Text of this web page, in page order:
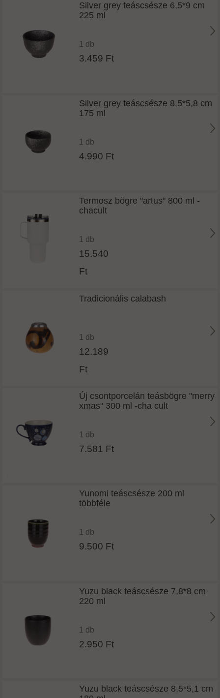
Silver grey teáscsésze 6,5*9 cm
225 ml
1 db
3.459 Ft
Silver grey teáscsésze 8,5*5,8 cm
175 ml
1 db
4.990 Ft
Termosz bögre "artus" 800 ml -
chacult
1 db
15.540
Ft
Tradicionális calabash
1 db
12.189
Ft
Új csontporcelán teásbögre "merry
xmas" 300 ml -cha cult
1 db
7.581 Ft
Yunomi teáscsésze 200 ml
többféle
1 db
9.500 Ft
Yuzu black teáscsésze 7,8*8 cm
220 ml
1 db
2.950 Ft
Yuzu black teáscsésze 8,5*5,1 cm